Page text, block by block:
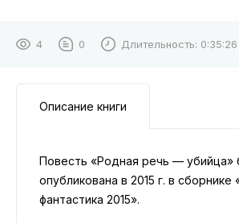
4 0 Длительность: 0:35:26
Описание книги
Повесть «Родная речь — убийца»
опубликована в 2015 г. в сборнике
фантастика 2015».